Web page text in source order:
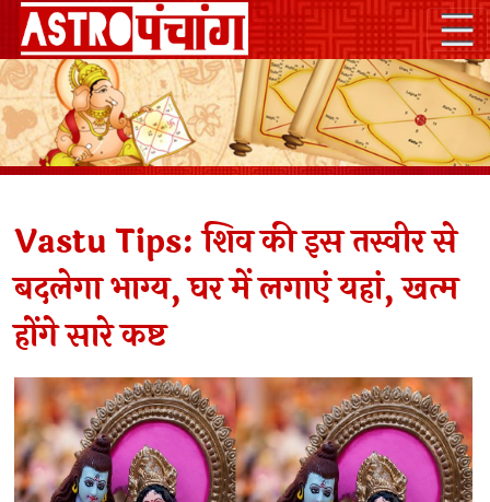
Vastu Tips: शिव की इस तस्वीर से
बदलेगा भाग्य, घर में लगाएं यहां, खत्म
होंगे सारे कष्ट